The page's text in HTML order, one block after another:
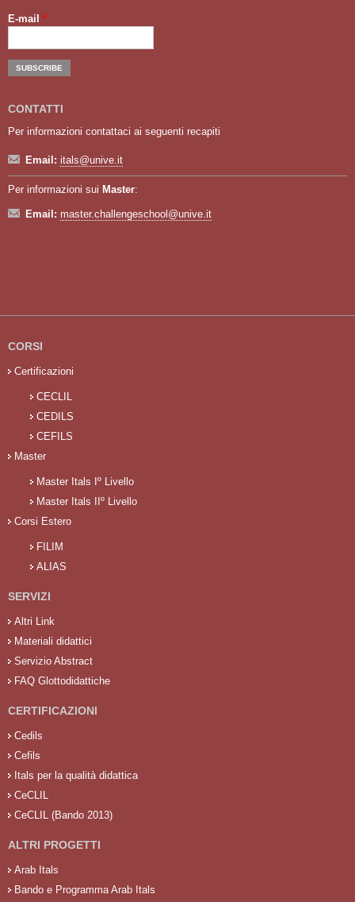
E-mail *
CONTATTI
Per informazioni contattaci ai seguenti recapiti
Email: itals@unive.it
Per informazioni sui Master:
Email: master.challengeschool@unive.it
CORSI
Certificazioni
CECLIL
CEDILS
CEFILS
Master
Master Itals Iº Livello
Master Itals IIº Livello
Corsi Estero
FILIM
ALIAS
SERVIZI
Altri Link
Materiali didattici
Servizio Abstract
FAQ Glottodidattiche
CERTIFICAZIONI
Cedils
Cefils
Itals per la qualità didattica
CeCLIL
CeCLIL (Bando 2013)
ALTRI PROGETTI
Arab Itals
Bando e Programma Arab Itals